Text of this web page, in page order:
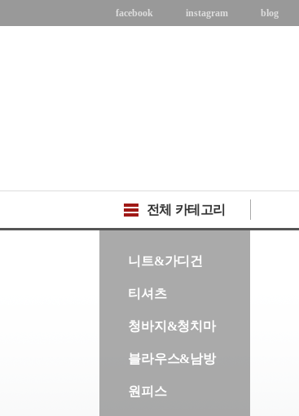
facebook instagram blog
전체 카테고리
니트&가디건
티셔츠
청바지&청치마
블라우스&남방
원피스